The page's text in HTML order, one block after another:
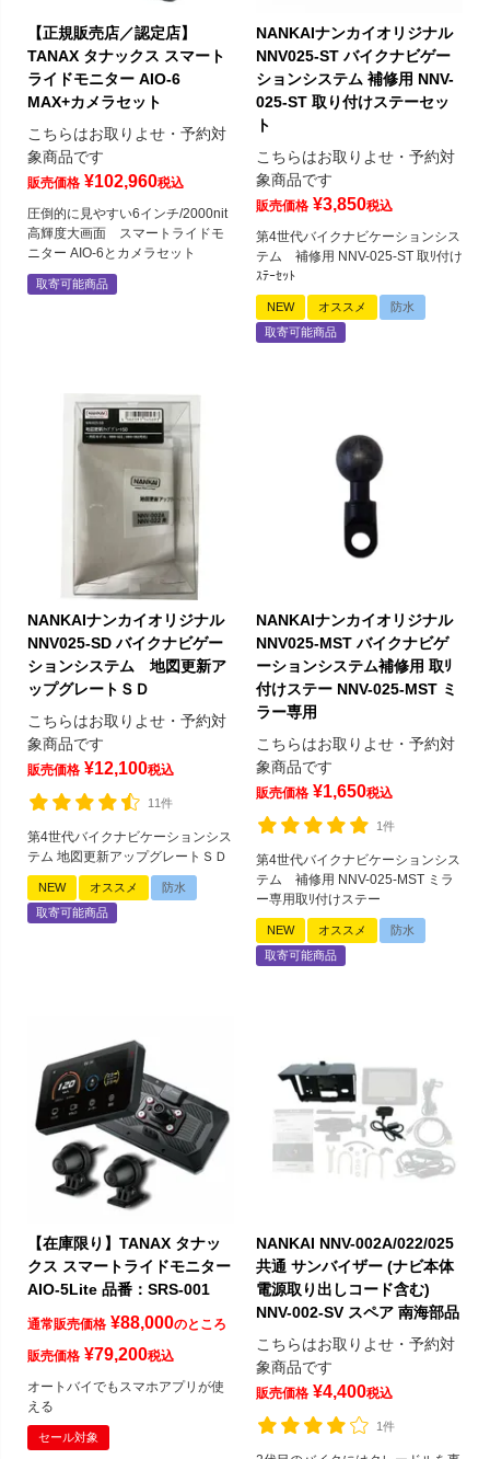
【正規販売店／認定店】
TANAX タナックス スマート
ライドモニター AIO-6
MAX+カメラセット
こちらはお取りよせ・予約対
象商品です
販売価格 ¥102,960税込
圧倒的に見やすい6インチ/2000nit
高輝度大画面 スマートライドモ
ニター AIO-6とカメラセット
取寄可能商品
NANKAIナンカイオリジナル
NNV025-ST バイクナビゲー
ションシステム 補修用 NNV-
025-ST 取り付けステーセッ
ト
こちらはお取りよせ・予約対
象商品です
販売価格 ¥3,850税込
第4世代バイクナビケーションシス
テム 補修用 NNV-025-ST 取ﾘ付け
ｽﾃｰｾｯﾄ
NEW オススメ
防水
取寄可能商品
NANKAIナンカイオリジナル
NNV025-SD バイクナビゲー
ションシステム 地図更新ア
ップグレートＳＤ
こちらはお取りよせ・予約対
象商品です
販売価格 ¥12,100税込
11件
第4世代バイクナビケーションシス
テム 地図更新アップグレートＳＤ
NEW オススメ
防水
取寄可能商品
NANKAIナンカイオリジナル
NNV025-MST バイクナビゲ
ーションシステム補修用 取ﾘ
付けステー NNV-025-MST ミ
ラー専用
こちらはお取りよせ・予約対
象商品です
販売価格 ¥1,650税込
1件
第4世代バイクナビケーションシス
テム 補修用 NNV-025-MST ミラ
ー専用取ﾘ付けステー
NEW オススメ
防水
取寄可能商品
【在庫限り】TANAX タナッ
クス スマートライドモニター
AIO-5Lite 品番：SRS-001
通常販売価格 ¥88,000のところ
販売価格 ¥79,200税込
オートバイでもスマホアプリが使
える
セール対象
NANKAI NNV-002A/022/025
共通 サンバイザー (ナビ本体
電源取り出しコード含む)
NNV-002-SV スペア 南海部品
こちらはお取りよせ・予約対
象商品です
販売価格 ¥4,400税込
1件